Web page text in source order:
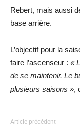
Rebert, mais aussi
base arrière.
L’objectif pour la
faire l’ascenseur : «
de se maintenir. Le
plusieurs saisons »,
Article précédent